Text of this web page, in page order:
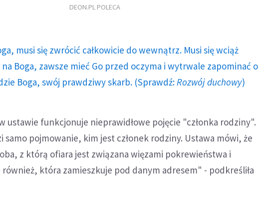
DEON.PL POLECA
musi się zwrócić całkowicie do wewnątrz. Musi się wciąż
Boga, zawsze mieć Go przed oczyma i wytrwale zapominać o
Boga, swój prawdziwy skarb. (Sprawdź: Rozwój duchowy)
ustawie funkcjonuje nieprawidłowe pojęcie "członka rodziny".
samo pojmowanie, kim jest członek rodziny. Ustawa mówi, że
z którą ofiara jest związana więzami pokrewieństwa i
która zamieszkuje pod danym adresem" - podkreśliła